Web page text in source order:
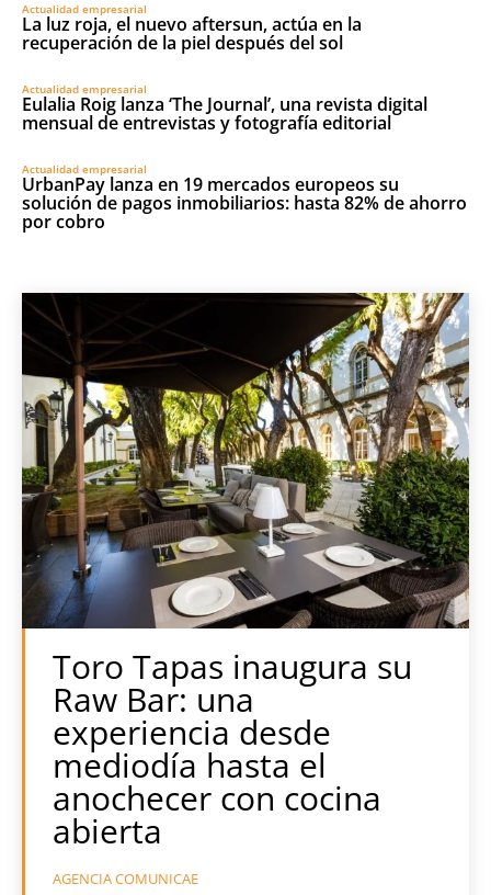
Actualidad empresarial
La luz roja, el nuevo aftersun, actúa en la
recuperación de la piel después del sol
Actualidad empresarial
Eulalia Roig lanza ‘The Journal’, una revista digital
mensual de entrevistas y fotografía editorial
Actualidad empresarial
UrbanPay lanza en 19 mercados europeos su
solución de pagos inmobiliarios: hasta 82% de ahorro
por cobro
Toro Tapas inaugura su
Raw Bar: una
experiencia desde
mediodía hasta el
anochecer con cocina
abierta
AGENCIA COMUNICAE